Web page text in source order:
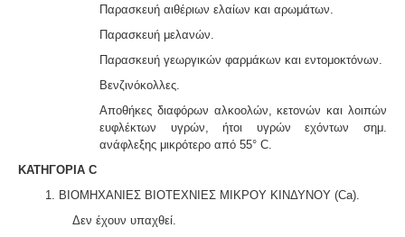
Παρασκευή αιθέριων ελαίων και αρωμάτων.
Παρασκευή μελανών.
Παρασκευή γεωργικών φαρμάκων και εντομοκτόνων.
Βενζινόκολλες.
Αποθήκες διαφόρων αλκοολών, κετονών και λοιπών
ευφλέκτων υγρών, ήτοι υγρών εχόντων σημ.
ανάφλεξης μικρότερο από 55° C.
ΚΑΤΗΓΟΡΙΑ C
1. ΒΙΟΜΗΧΑΝΙΕΣ ΒΙΟΤΕΧΝΙΕΣ ΜΙΚΡΟΥ ΚΙΝΔΥΝΟΥ (Ca).
Δεν έχουν υπαχθεί.